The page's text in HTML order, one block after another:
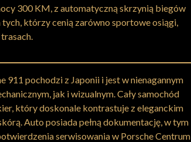
300 KM, z automatyczną skrzynią biegów
którzy cenią zarówno sportowe osiągi,
911 pochodzi z Japonii i jest w nienagannym
jak i wizualnym. Cały samochód
który doskonale kontrastuje z eleganckim
Auto posiada pełną dokumentację, w tym
serwisowania w Porsche Centrum